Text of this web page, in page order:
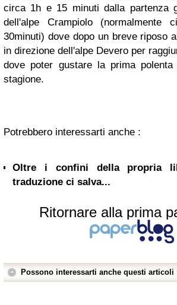
circa 1h e 15 minuti dalla partenza
dell'alpe Crampiolo (normalmente
30minuti) dove dopo un breve riposo
in direzione dell'alpe Devero per
dove poter gustare la prima
stagione.
Potrebbero interessarti anche :
Oltre i confini della propria
traduzione ci salva...
Ritornare alla prima
Possono interessarti anche questi articoli